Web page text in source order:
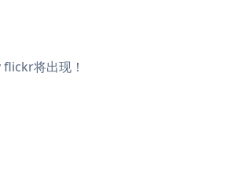
将出现！